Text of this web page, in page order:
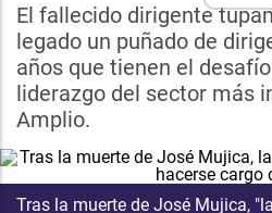
El fallecido dirigente
legado un puñado de
años que tienen el
liderazgo del sector más
Amplio.
Tras la muerte de José Mujica,